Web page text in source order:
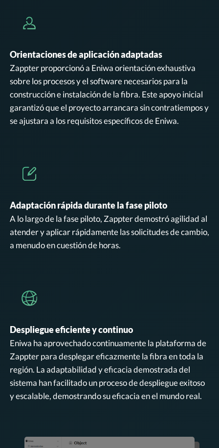
Orientaciones de aplicación adaptadas
Zappter proporcionó a Eniwa orientación exhaustiva
sobre los procesos y el software necesarios para la
construcción e instalación de la fibra. Este apoyo inicial
garantizó que el proyecto arrancara sin contratiempos y
se ajustara a los requisitos específicos de Eniwa.
Adaptación rápida durante la fase piloto
A lo largo de la fase piloto, Zappter demostró agilidad al
atender y aplicar rápidamente las solicitudes de cambio,
a menudo en cuestión de horas.
Despliegue eficiente y continuo
Eniwa ha aprovechado continuamente la plataforma de
Zappter para desplegar eficazmente la fibra en toda la
región. La adaptabilidad y eficacia demostrada del
sistema han facilitado un proceso de despliegue exitoso
y escalable, demostrando su eficacia en el mundo real.